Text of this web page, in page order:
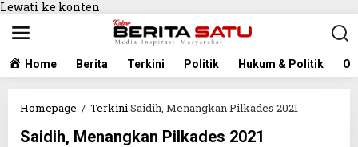
Lewati ke konten
Home Berita Terkini Politik Hukum & Politik
Homepage / TerkiniSaidih, Menangkan Pilkades 2021
Saidih, Menangkan Pilkades 2021